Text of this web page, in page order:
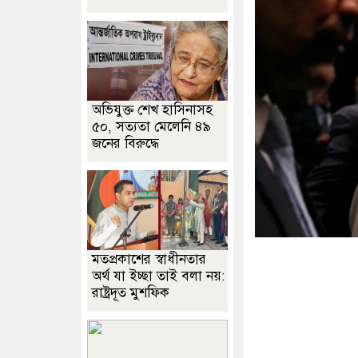
অভিযুক্ত শেখ হাসিনাসহ
৫০, সত্যতা মেলেনি ৪৯
জনের বিরুদ্ধে
মতপ্রকাশের স্বাধীনতার
অর্থ যা ইচ্ছা তাই বলা নয়:
রাষ্ট্রদূত মুশফিক